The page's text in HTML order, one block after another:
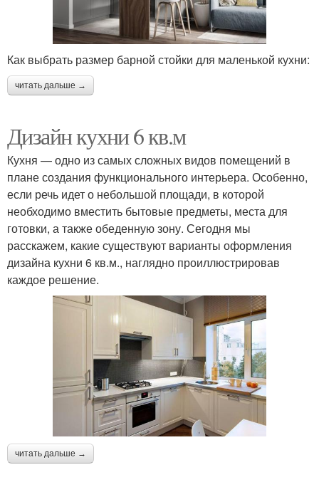
Как выбрать размер барной стойки для маленькой кухни:
читать дальше →
Дизайн кухни 6 кв.м
Кухня — одно из самых сложных видов помещений в
плане создания функционального интерьера. Особенно,
если речь идет о небольшой площади, в которой
необходимо вместить бытовые предметы, места для
готовки, а также обеденную зону. Сегодня мы
расскажем, какие существуют варианты оформления
дизайна кухни 6 кв.м., наглядно проиллюстрировав
каждое решение.
читать дальше →